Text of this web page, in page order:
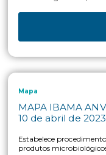
Estabelecer os
para fins de
e Agentes de
destinados à
tipo(s) de gene(s)